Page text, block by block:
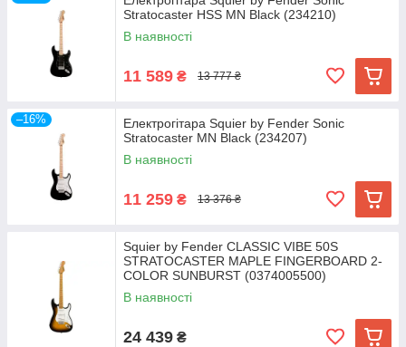
Stratocaster HSS MN Black (234210)
В наявності
11 589 ₴ 13 777 ₴
–16%
Електрогітара Squier by Fender Sonic
Stratocaster MN Black (234207)
В наявності
11 259 ₴ 13 376 ₴
Squier by Fender CLASSIC VIBE 50S
STRATOCASTER MAPLE FINGERBOARD 2-
COLOR SUNBURST (0374005500)
В наявності
24 439 ₴